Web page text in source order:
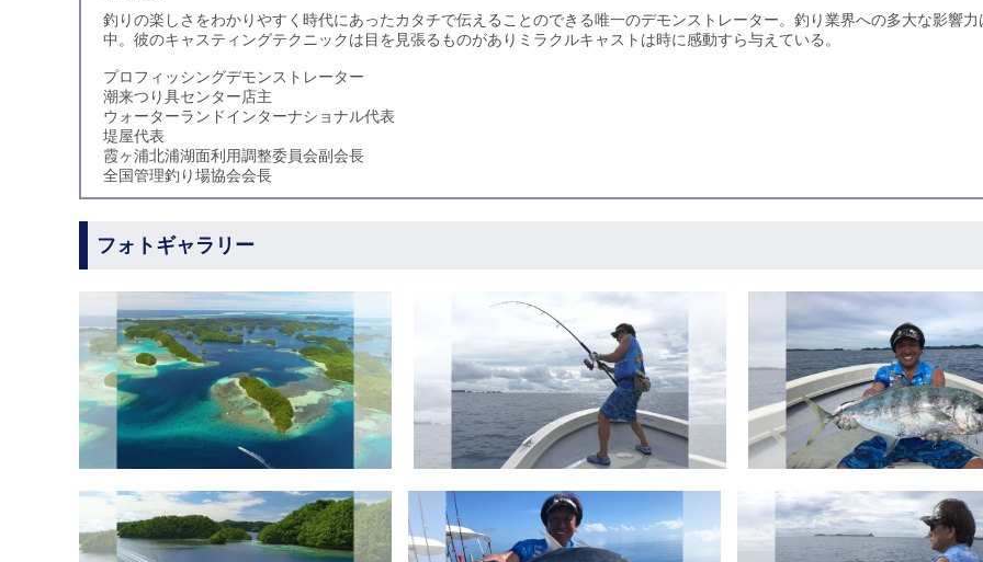
釣りの楽しさをわかりやすく時代にあったカタチで伝えることのできる唯一のデモンストレーター。釣り業界への多大な影響
中。彼のキャスティングテクニックは目を見張るものがありミラクルキャストは時に感動すら与えている。
プロフィッシングデモンストレーター
潮来つり具センター店主
ウォーターランドインターナショナル代表
堤屋代表
霞ヶ浦北浦湖面利用調整委員会副会長
全国管理釣り場協会会長
フォトギャラリー